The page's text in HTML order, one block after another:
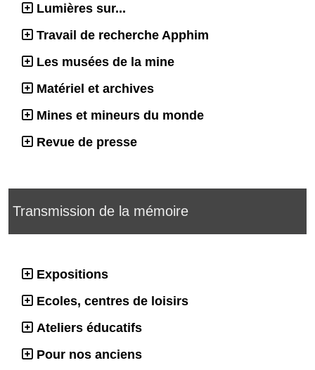
Lumières sur...
Travail de recherche Apphim
Les musées de la mine
Matériel et archives
Mines et mineurs du monde
Revue de presse
Transmission de la mémoire
Expositions
Ecoles, centres de loisirs
Ateliers éducatifs
Pour nos anciens